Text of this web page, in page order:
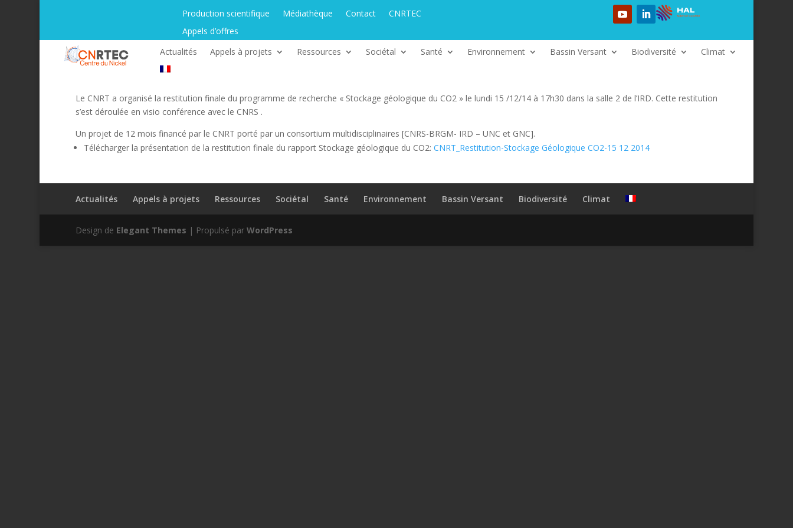
Production scientifique Médiathèque Contact
CNRTEC
Appels d’offres
Actualités
Appels à projets Ressources Sociétal Santé Environnement Bassin Versant Biodiversité Climat
Le CNRT a organisé la restitution finale du programme de recherche « Stockage géologique du CO2 » le lundi 15 /12/14 à 17h30 dans la salle 2 de l’IRD. Cette restitution
s’est déroulée en visio conférence avec le CNRS .
Un projet de 12 mois financé par le CNRT porté par un consortium multidisciplinaires [CNRS-BRGM- IRD – UNC et GNC].
Télécharger la présentation de la restitution finale du rapport Stockage géologique du CO2: CNRT_Restitution-Stockage Géologique CO2-15 12 2014
Actualités Appels à projets Ressources Sociétal Santé Environnement Bassin Versant Biodiversité Climat
Design de Elegant Themes | Propulsé par WordPress